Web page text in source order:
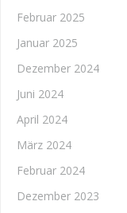
Februar 2025
Januar 2025
Dezember 2024
Juni 2024
April 2024
März 2024
Februar 2024
Dezember 2023